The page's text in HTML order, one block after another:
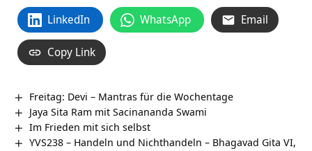
LinkedIn WhatsApp Email
Copy Link
Freitag: Devi – Mantras für die Wochentage
Jaya Sita Ram mit Sacinananda Swami
Im Frieden mit sich selbst
YVS238 – Handeln und Nichthandeln – Bhagavad Gita VI,